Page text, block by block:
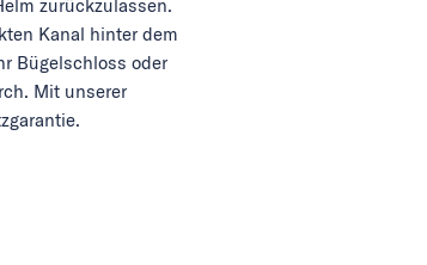
zurückzulassen.
Kanal hinter dem
Bügelschloss oder
Mit unserer